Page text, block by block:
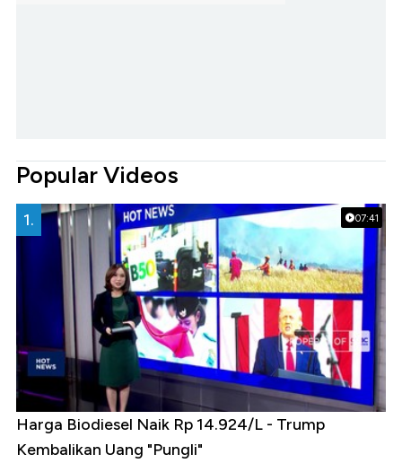
Popular Videos
07:41
1.
Harga Biodiesel Naik Rp 14.924/L - Trump
Kembalikan Uang "Pungli"